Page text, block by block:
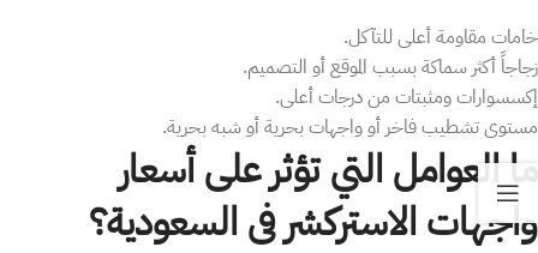
خامات مقاومة أعلى للتآكل.
زجاجاً أكثر سماكة بسبب الموقع أو التصميم.
إكسسوارات ومثبتات من درجات أعلى.
مستوى تشطيب فاخر أو واجهات بحرية أو شبه بحرية.
ما العوامل التي تؤثر على أسعار
واجهات الاستركشر فى السعودية؟